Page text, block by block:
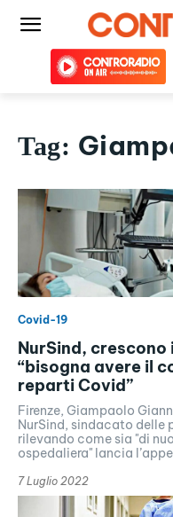
Tag:
Covid-19
NurSind,
“bisogna avere il
reparti Covid”
Firenze, Giampaolo
NurSind, sindacato delle
rilevando come sia "di
ospedaliera" lancia
7 Luglio 2022